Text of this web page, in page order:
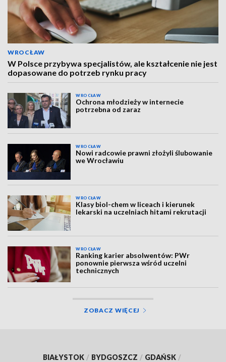
WROCŁAW
W Polsce przybywa specjalistów, ale kształcenie nie jest
dopasowane do potrzeb rynku pracy
WROCŁAW
Ochrona młodzieży w internecie
potrzebna od zaraz
WROCŁAW
Nowi radcowie prawni złożyli ślubowanie
we Wrocławiu
WROCŁAW
Klasy biol-chem w liceach i kierunek
lekarski na uczelniach hitami rekrutacji
WROCŁAW
Ranking karier absolwentów: PWr
ponownie pierwsza wśród uczelni
technicznych
ZOBACZ WIĘCEJ
BIAŁYSTOK / BYDGOSZCZ / GDAŃSK /